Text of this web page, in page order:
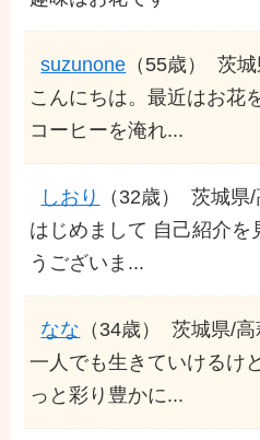
suzunone （55歳）
茨
こんにちは。最近はお花
コーヒーを淹れ...
しおり （32歳）
茨城県
はじめまして 自己紹介を
うございま...
なな （34歳）
茨城県/
一人でも生きていけるけ
っと彩り豊かに...